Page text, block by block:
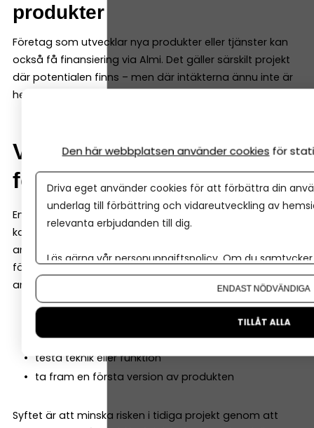
produkter
Företag som utvecklar nya produkter eller tjänster kan
också få finansiering via Almi. Det gäller särskilt projekt
där potentialen finns – men där intäkterna ännu inte är
helt bevisade. Då kan innovationslån passa perfekt.
Verifieringsmedel – pengar
för att testa en idé
En lite mindre känd finansieringsform hos Almi är så
kallade verifieringsmedel. Det är pengar som kan
användas för att testa och verifiera en affärsidé innan
företaget satsar fullt ut. Pengarna kan till exempel
användas till att:
göra marknadstester
testa teknik eller funktion
ta fram en första version av produkten
Syftet är att minska risken i tidiga projekt genom att
Den här webbplatsen använder cookies för
Driva eget använder cookies för att förbättra din
underlag till förbättring och vidareutveckling av
relevanta erbjudanden till dig.
Läs gärna vår personuppgiftspolicy. Om du
Om du vill ändra ditt val i efterhand hittar du den
ENDAST NÖDVÄNDIGA
TILLÅT ALLA